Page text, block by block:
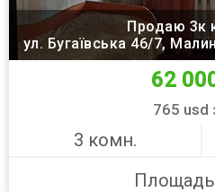
Продаю 3к
ул. Бугаївська 46/7,
62
765 usd
3 комн.